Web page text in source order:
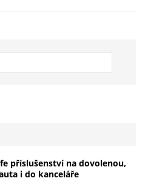
příslušenství na dovolenou,
i do kanceláře